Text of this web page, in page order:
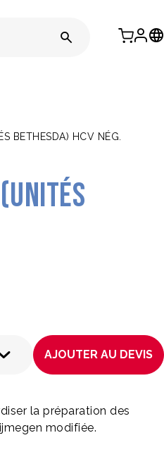
BETHESDA) HCV NÉG.
AJOUTER AU DEVIS
la préparation des
modifiée.